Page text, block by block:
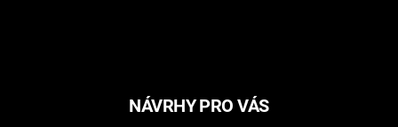
NÁVRHY PRO VÁS